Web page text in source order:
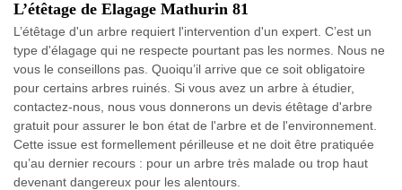
L’étêtage de Elagage Mathurin 81
L’étêtage d'un arbre requiert l'intervention d'un expert. C’est un
type d'élagage qui ne respecte pourtant pas les normes. Nous ne
vous le conseillons pas. Quoiqu’il arrive que ce soit obligatoire
pour certains arbres ruinés. Si vous avez un arbre à étudier,
contactez-nous, nous vous donnerons un devis étêtage d'arbre
gratuit pour assurer le bon état de l'arbre et de l'environnement.
Cette issue est formellement périlleuse et ne doit être pratiquée
qu’au dernier recours : pour un arbre très malade ou trop haut
devenant dangereux pour les alentours.